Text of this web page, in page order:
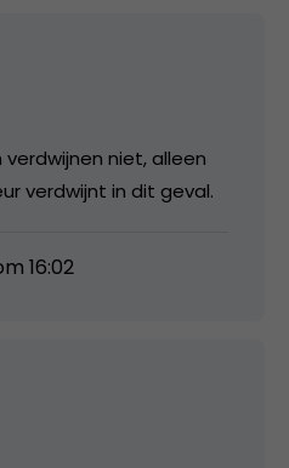
niet, alleen
verdwijnt in dit geval.
16:02